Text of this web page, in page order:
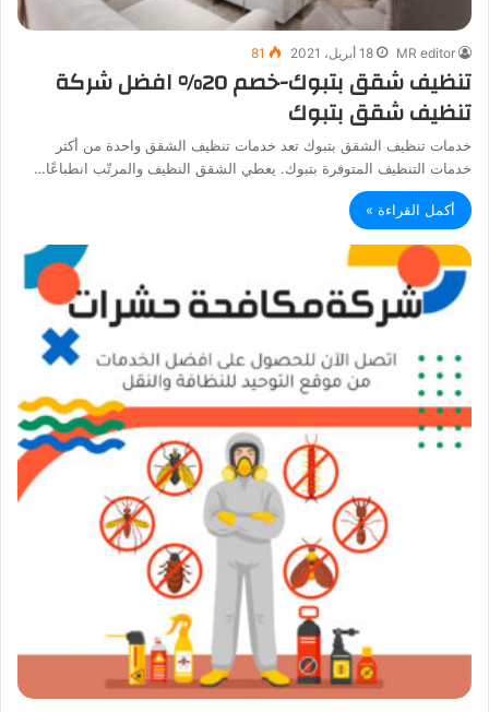
MR editor 18 أبريل، 2021 81
تنظيف شقق بتبوك-خصم 20% افضل شركة
تنظيف شقق بتبوك
خدمات تنظيف الشقق بتبوك تعد خدمات تنظيف الشقق واحدة من أكثر
خدمات التنظيف المتوفرة بتبوك. يعطي الشقق النظيف والمرتّب انطباعًا…
أكمل القراءة »